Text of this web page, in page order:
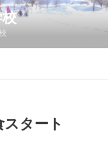
タート